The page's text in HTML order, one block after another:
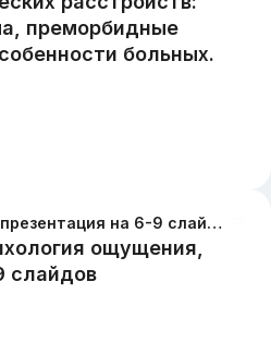
Психология ощущения, презентация на 6-9 слайдов